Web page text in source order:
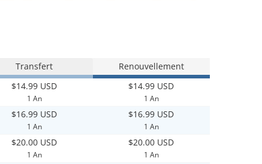
Transfert Renouvellement
$14.99 USD
1 An
$14.99 USD
1 An
$16.99 USD
1 An
$16.99 USD
1 An
$20.00 USD
1 An
$20.00 USD
1 An